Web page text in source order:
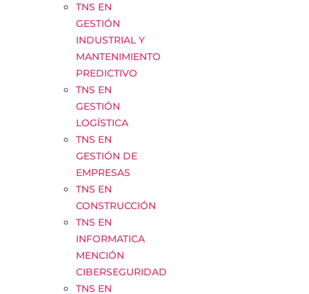
TNS EN
GESTIÓN
INDUSTRIAL Y
MANTENIMIENTO
PREDICTIVO
TNS EN
GESTIÓN
LOGÍSTICA
TNS EN
GESTIÓN DE
EMPRESAS
TNS EN
CONSTRUCCIÓN
TNS EN
INFORMATICA
MENCIÓN
CIBERSEGURIDAD
TNS EN